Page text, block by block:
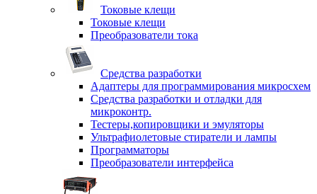
Токовые клещи
Токовые клещи
Преобразователи тока
Средства разработки
Адаптеры для программирования микросхем
Средства разработки и отладки для
микроконтр.
Тестеры,копировщики и эмуляторы
Ультрафиолетовые стиратели и лампы
Программаторы
Преобразователи интерфейса